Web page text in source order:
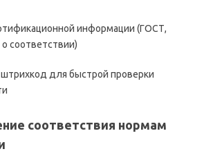
информации (ГОСТ,
соответствии)
для быстрой проверки
соответствия нормам